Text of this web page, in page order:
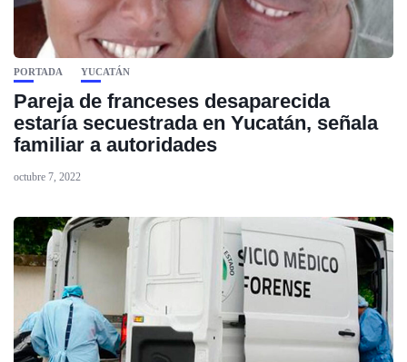
PORTADA YUCATÁN
Pareja de franceses desaparecida
estaría secuestrada en Yucatán, señala
familiar a autoridades
octubre 7, 2022